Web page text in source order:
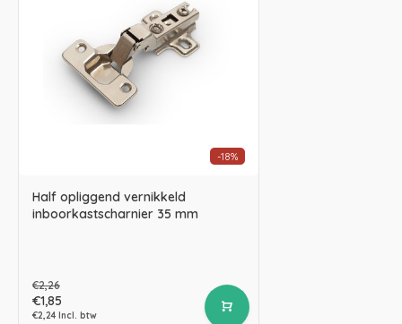
-18%
Half opliggend vernikkeld
inboorkastscharnier 35 mm
€2,26
€1,85
€2,24 Incl. btw